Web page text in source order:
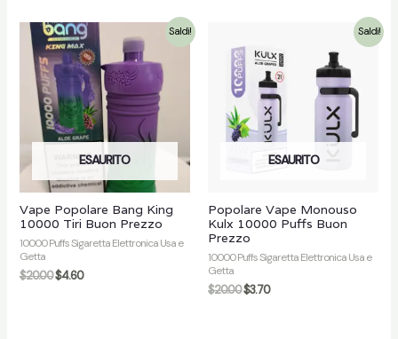
Saldi!
ESAURITO
Vape Popolare Bang King
10000 Tiri Buon Prezzo
10000 Puffs Sigaretta Elettronica Usa e
Getta
$20.00$4.60
Saldi!
ESAURITO
Popolare Vape Monouso
Kulx 10000 Puffs Buon
Prezzo
10000 Puffs Sigaretta Elettronica Usa e
Getta
$20.00$3.70